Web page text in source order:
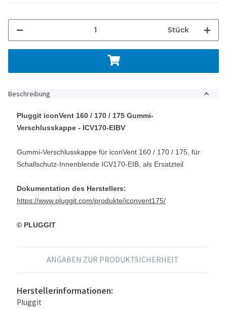
Stück
Beschreibung
Pluggit iconVent 160 / 170 / 175 Gummi-
Verschlusskappe - ICV170-EIBV
Gummi-Verschlusskappe für iconVent 160 / 170 / 175, für
Schallschutz-Innenblende ICV170-EIB, als Ersatzteil
Dokumentation des Herstellers:
https://www.pluggit.com/produkte/iconvent175/
© PLUGGIT
ANGABEN ZUR PRODUKTSICHERHEIT
Herstellerinformationen:
Pluggit